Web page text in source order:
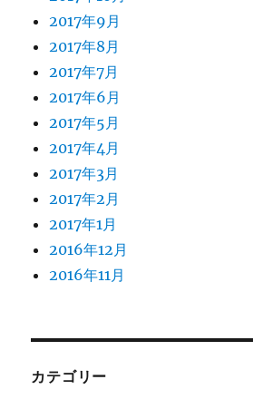
2017年9月
2017年8月
2017年7月
2017年6月
2017年5月
2017年4月
2017年3月
2017年2月
2017年1月
2016年12月
2016年11月
カテゴリー